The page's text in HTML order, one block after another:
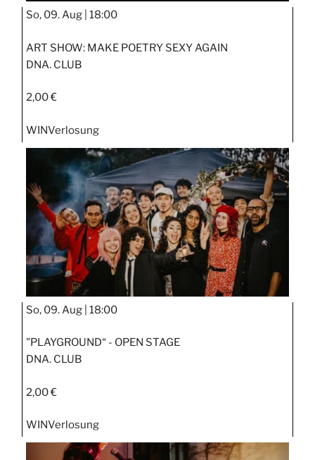
So, 09. Aug | 18:00
ART SHOW: MAKE POETRY SEXY AGAIN
DNA. CLUB
2,00 €
WINVerlosung
So, 09. Aug | 18:00
"PLAYGROUND“ - OPEN STAGE
DNA. CLUB
2,00 €
WINVerlosung